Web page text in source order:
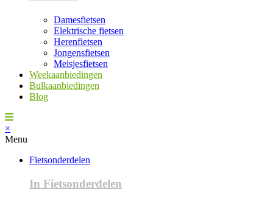
Damesfietsen
Elektrische fietsen
Herenfietsen
Jongensfietsen
Meisjesfietsen
Weekaanbiedingen
Bulkaanbiedingen
Blog
×
Menu
Fietsonderdelen
In Fietsonderdelen